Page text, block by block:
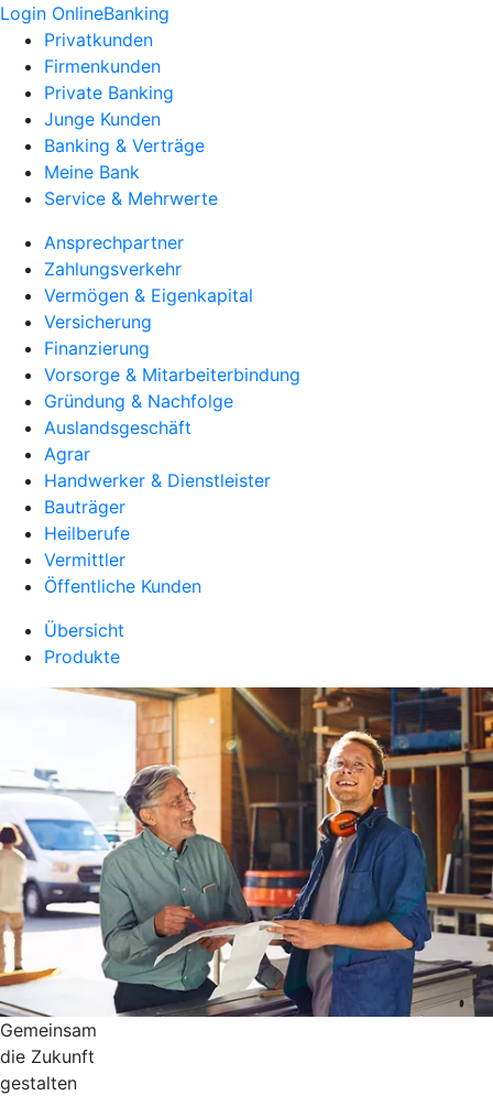
Login OnlineBanking
Privatkunden
Firmenkunden
Private Banking
Junge Kunden
Banking & Verträge
Meine Bank
Service & Mehrwerte
Ansprechpartner
Zahlungsverkehr
Vermögen & Eigenkapital
Versicherung
Finanzierung
Vorsorge & Mitarbeiterbindung
Gründung & Nachfolge
Auslandsgeschäft
Agrar
Handwerker & Dienstleister
Bauträger
Heilberufe
Vermittler
Öffentliche Kunden
Übersicht
Produkte
Gemeinsam
die Zukunft
gestalten